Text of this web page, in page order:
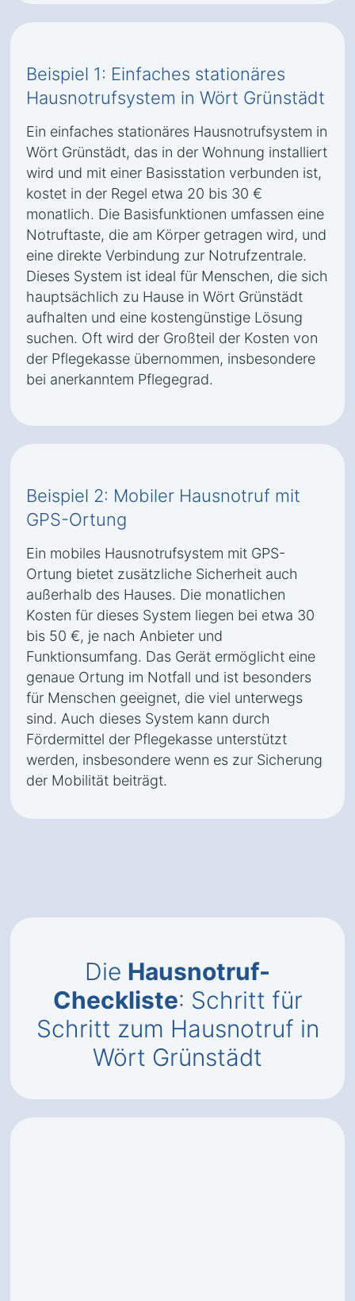
Beispiel 1: Einfaches stationäres
Hausnotrufsystem in Wört Grünstädt
Ein einfaches stationäres Hausnotrufsystem in
Wört Grünstädt, das in der Wohnung installiert
wird und mit einer Basisstation verbunden ist,
kostet in der Regel etwa 20 bis 30 €
monatlich. Die Basisfunktionen umfassen eine
Notruftaste, die am Körper getragen wird, und
eine direkte Verbindung zur Notrufzentrale.
Dieses System ist ideal für Menschen, die sich
hauptsächlich zu Hause in Wört Grünstädt
aufhalten und eine kostengünstige Lösung
suchen. Oft wird der Großteil der Kosten von
der Pflegekasse übernommen, insbesondere
bei anerkanntem Pflegegrad.
Beispiel 2: Mobiler Hausnotruf mit
GPS-Ortung
Ein mobiles Hausnotrufsystem mit GPS-
Ortung bietet zusätzliche Sicherheit auch
außerhalb des Hauses. Die monatlichen
Kosten für dieses System liegen bei etwa 30
bis 50 €, je nach Anbieter und
Funktionsumfang. Das Gerät ermöglicht eine
genaue Ortung im Notfall und ist besonders
für Menschen geeignet, die viel unterwegs
sind. Auch dieses System kann durch
Fördermittel der Pflegekasse unterstützt
werden, insbesondere wenn es zur Sicherung
der Mobilität beiträgt.
Die Hausnotruf-
Checkliste: Schritt für
Schritt zum Hausnotruf in
Wört Grünstädt